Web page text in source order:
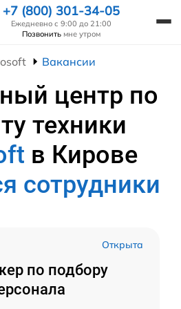
+7 (800) 301-34-05
Ежедневно с 9:00 до 21:00
Позвонить мне утром
Вакансии
центр по
техники
в Кирове
сотрудники
Открыта
по подбору